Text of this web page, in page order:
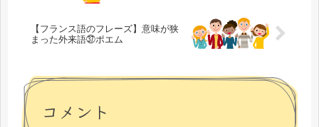
【フランス語のフレーズ】意味が狭
まった外来語㊲ポエム
コメント